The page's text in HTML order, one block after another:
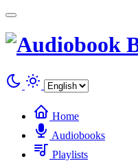
Home
Audiobooks
Playlists